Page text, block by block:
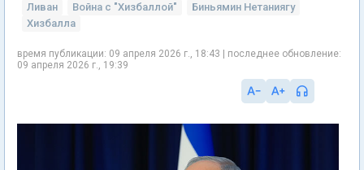
Ливан Война с "Хизбаллой"
Биньямин Нетаниягу
Хизбалла
время публикации: 09 апреля 2026 г., 18:43 | последнее обновление:
09 апреля 2026 г., 19:39